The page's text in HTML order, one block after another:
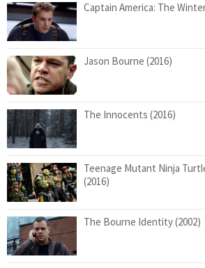
Captain America: The
Jason Bourne (2016)
The Innocents (2016)
Teenage Mutant Ninja
(2016)
The Bourne Identity (2002)